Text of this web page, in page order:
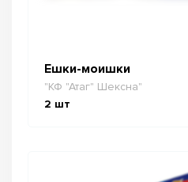
Ешки-моишки
"КФ "Атаг" Шексна"
2 шт